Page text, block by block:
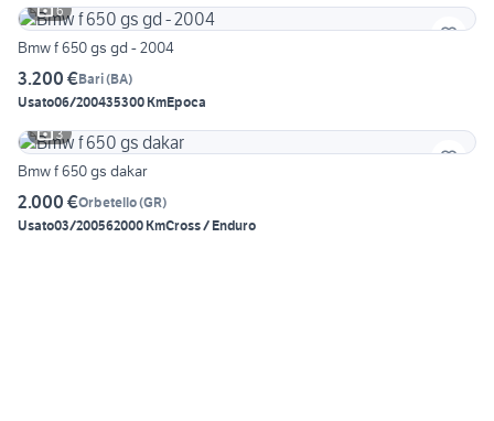
6
Bmw f 650 gs gd - 2004
3.200 €Bari(BA)
Usato06/200435300 KmEpoca
3
Bmw f 650 gs dakar
2.000 €Orbetello(GR)
Usato03/200562000 KmCross / Enduro